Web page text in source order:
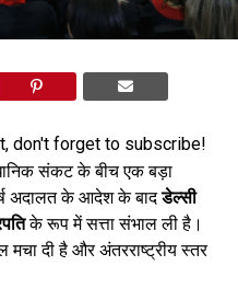
don't forget to subscribe!
संकट के बीच एक बड़ा
अदालत के आदेश के बादडेल्सी
के रूप में सत्ता संभाल ली है।
दी है और अंतरराष्ट्रीय स्तर